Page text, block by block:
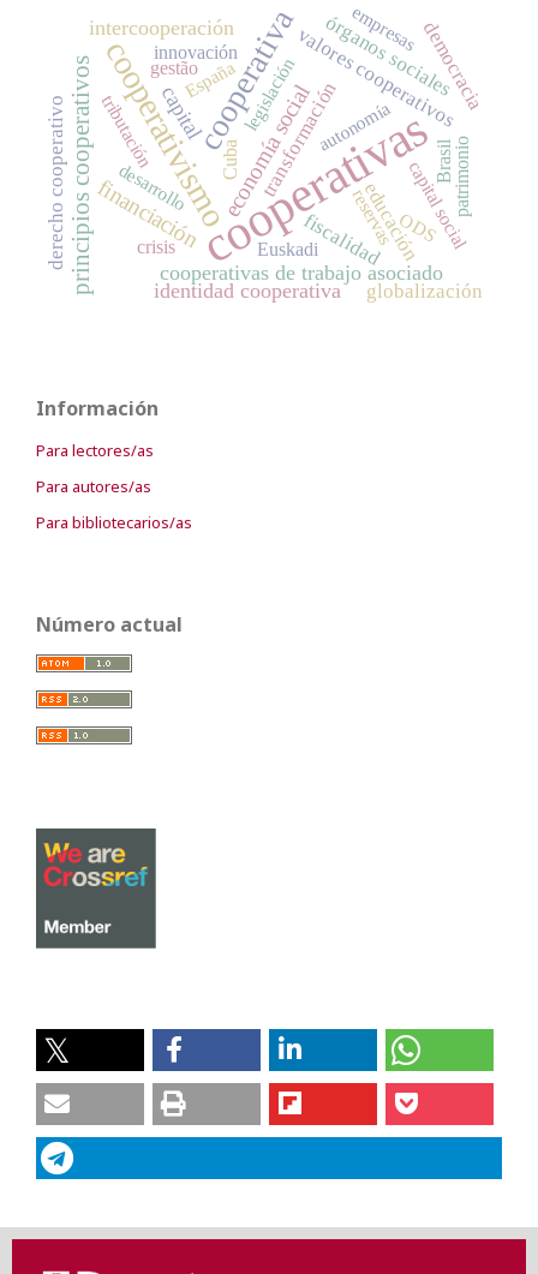
cooperativas
cooperativismocooperativa
principios cooperativos economía social
financiación
capital
cooperativas de trabajo asociado
identidad cooperativa
intercooperación valores cooperativos
fiscalidad
transformación
educación
derecho cooperativo
órganos sociales
democracia
globalización
innovación
desarrollo capital social
Cuba
autonomía
legislación
crisis
España
Euskadi
patrimonio
tributación
reservas
empresas
Brasil
gestão
ODS
Información
Para lectores/as
Para autores/as
Para bibliotecarios/as
Número actual